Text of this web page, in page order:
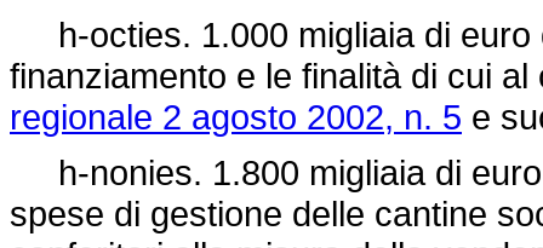
h-octies. 1.000 migliaia di euro
finanziamento e le finalità di cui
regionale 2 agosto 2002, n. 5 e
h-nonies. 1.800 migliaia di
spese di gestione delle cantine